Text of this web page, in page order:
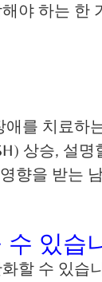
야 하는
를 치료
상승, 설
향을 받는
있습
할 수 있